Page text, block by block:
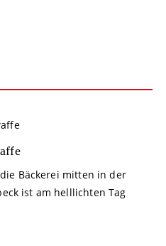
Bäckerei mitten in der
ist am helllichten Tag